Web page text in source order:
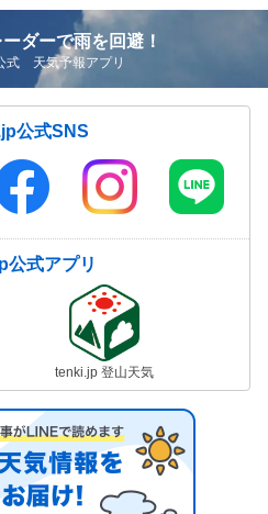
ダーで雨を回避！
式 天気予報アプリ
公式SNS
公式アプリ
tenki.jp 登山天気